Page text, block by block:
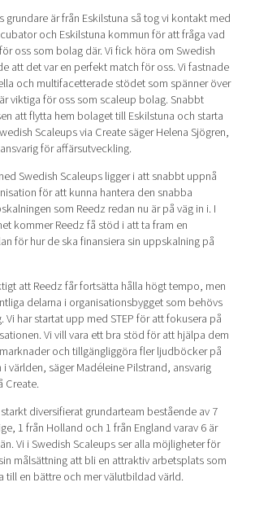
grundare är från Eskilstuna så tog vi kontakt med
och Eskilstuna kommun för att fråga vad
oss som bolag där. Vi fick höra om Swedish
att det var en perfekt match för oss. Vi fastnade
och multifacetterade stödet som spänner över
viktiga för oss som scaleup bolag. Snabbt
att flytta hem bolaget till Eskilstuna och starta
Scaleups via Create säger Helena Sjögren,
för affärsutveckling.
Swedish Scaleups ligger i att snabbt uppnå
för att kunna hantera den snabba
som Reedz redan nu är på väg in i. I
kommer Reedz få stöd i att ta fram en
för hur de ska finansiera sin uppskalning på
att Reedz får fortsätta hålla högt tempo, men
delarna i organisationsbygget som behövs
Vi har startat upp med STEP för att fokusera på
Vi vill vara ett bra stöd för att hjälpa dem
och tillgängliggöra fler ljudböcker på
världen, säger Madéleine Pilstrand, ansvarig
Create.
diversifierat grundarteam bestående av 7
1 från Holland och 1 från England varav 6 är
Vi i Swedish Scaleups ser alla möjligheter för
målsättning att bli en attraktiv arbetsplats som
till en bättre och mer välutbildad värld.